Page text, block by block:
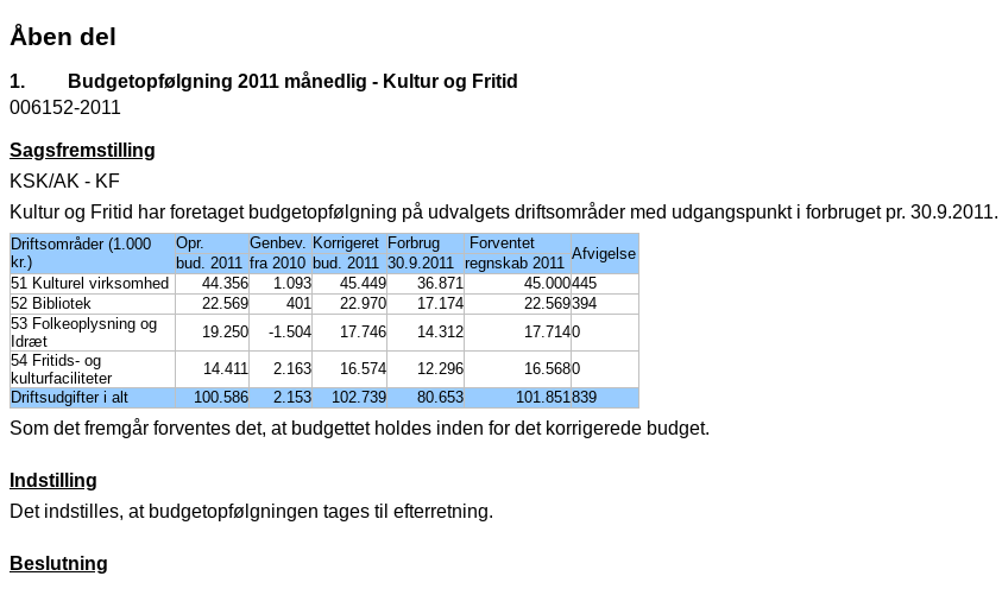
Åben del
1.
Budgetopfølgning 2011 månedlig - Kultur og Fritid
006152-2011
Sagsfremstilling
KSK/AK - KF
Kultur og Fritid har foretaget budgetopfølgning på udvalgets driftsområder med udgangspunkt i forbruget pr. 30.9.2011.
Driftsområder (1.000
kr.)
Opr. Genbev. Korrigeret Forbrug Forventet
Afvigelse
bud. 2011 fra 2010 bud. 2011 30.9.2011 regnskab 2011
51 Kulturel virksomhed
44.356 1.093 45.449 36.871 45.000445
52 Bibliotek
22.569 401 22.970 17.174 22.569394
53 Folkeoplysning og
Idræt
19.250 -1.504 17.746 14.312 17.7140
54 Fritids- og
kulturfaciliteter
14.411 2.163 16.574 12.296 16.5680
Driftsudgifter i alt
100.586 2.153 102.739 80.653 101.851839
Som det fremgår forventes det, at budgettet holdes inden for det korrigerede budget.
Indstilling
Det indstilles, at budgetopfølgningen tages til efterretning.
Beslutning